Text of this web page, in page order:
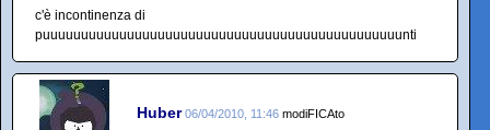
c'è incontinenza di
puuuuuuuuuuuuuuuuuuuuuuuuuuuuuuuuuuuuuuuuuuuuuuunti
Huber 06/04/2010, 11:46 modiFICAto